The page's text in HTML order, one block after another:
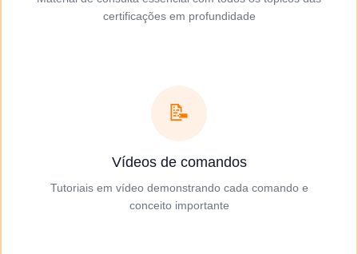
certificações em profundidade
📝
Vídeos de comandos
Tutoriais em vídeo demonstrando cada comando e
conceito importante